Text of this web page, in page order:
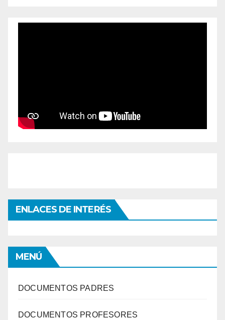
ENLACES DE INTERÉS
MENÚ
DOCUMENTOS PADRES
DOCUMENTOS PROFESORES